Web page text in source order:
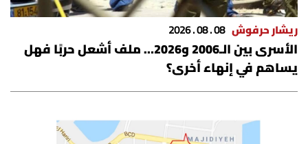
ريشار حرفوش 08 . 08 . 2026
الأسرى بين الـ2006 و2026… ملف أشعل حربًا فهل
يساهم في إنهاء أخرى؟